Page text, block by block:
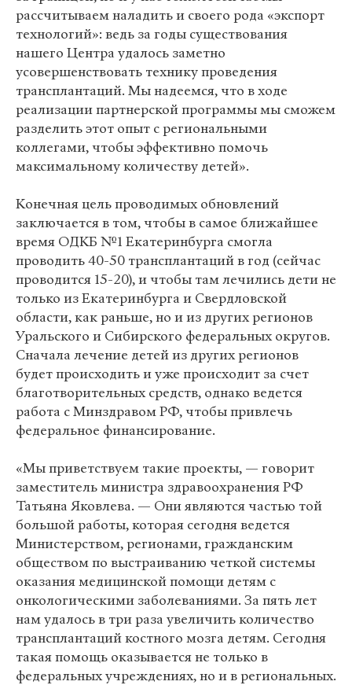
рассчитываем наладить и своего рода «экспорт
технологий»: ведь за годы существования
нашего Центра удалось заметно
усовершенствовать технику проведения
трансплантаций. Мы надеемся, что в ходе
реализации партнерской программы мы сможем
разделить этот опыт с региональными
коллегами, чтобы эффективно помочь
максимальному количеству детей».
Конечная цель проводимых обновлений
заключается в том, чтобы в самое ближайшее
время ОДКБ №1 Екатеринбурга смогла
проводить 40-50 трансплантаций в год (сейчас
проводится 15-20), и чтобы там лечились дети не
только из Екатеринбурга и Свердловской
области, как раньше, но и из других регионов
Уральского и Сибирского федеральных округов.
Сначала лечение детей из других регионов
будет происходить и уже происходит за счет
благотворительных средств, однако ведется
работа с Минздравом РФ, чтобы привлечь
федеральное финансирование.
«Мы приветствуем такие проекты, — говорит
заместитель министра здравоохранения РФ
Татьяна Яковлева. — Они являются частью той
большой работы, которая сегодня ведется
Министерством, регионами, гражданским
обществом по выстраиванию четкой системы
оказания медицинской помощи детям с
онкологическими заболеваниями. За пять лет
нам удалось в три раза увеличить количество
трансплантаций костного мозга детям. Сегодня
такая помощь оказывается не только в
федеральных учреждениях, но и в региональных.